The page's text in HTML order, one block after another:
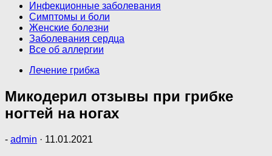
Инфекционные заболевания
Симптомы и боли
Женские болезни
Заболевания сердца
Все об аллергии
Лечение грибка
Микодерил отзывы при грибке
ногтей на ногах
- admin · 11.01.2021